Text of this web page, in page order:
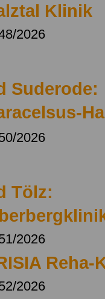
Klinik
2026
Suderode:
2026
Tölz:
2026
Reha-
2026